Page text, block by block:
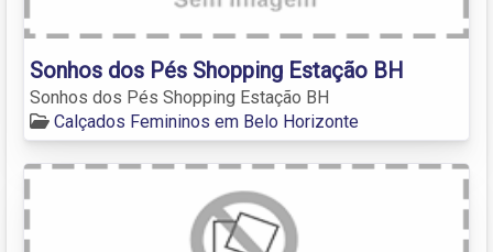
Sonhos dos Pés Shopping Estação BH
Sonhos dos Pés Shopping Estação BH
Calçados Femininos em Belo Horizonte